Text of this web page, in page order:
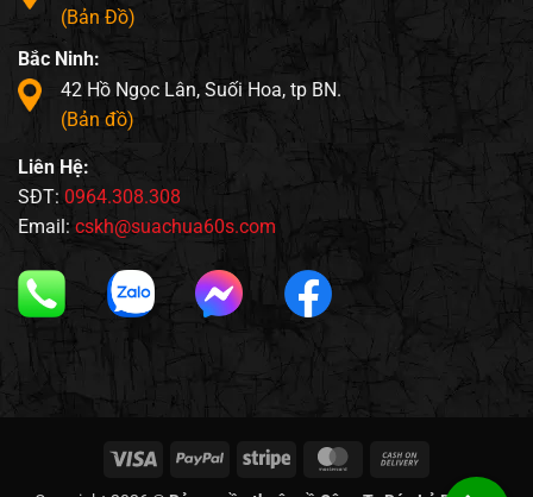
(Bản Đồ)
Bắc Ninh:
42 Hồ Ngọc Lân, Suối Hoa, tp BN.
(Bản đồ)
Liên Hệ:
SĐT: 0964.308.308
Email: cskh@suachua60s.com
Visa PayPal Stripe MasterCard